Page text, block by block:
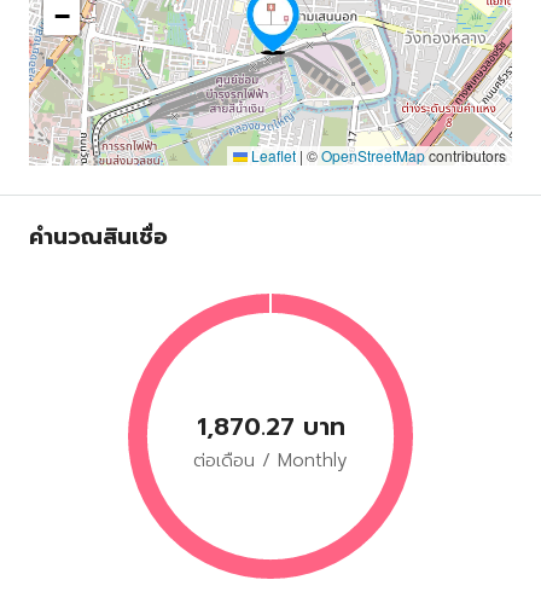
−
Leaflet | ©OpenStreetMapcontributors
คำนวณสินเชื่อ
1,870.27 บาท
ต่อเดือน / Monthly